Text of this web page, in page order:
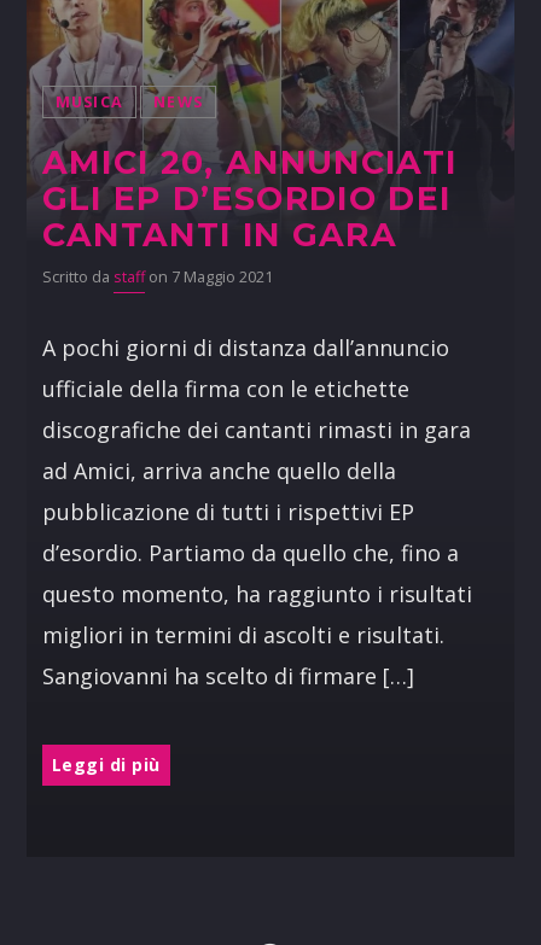
MUSICA NEWS
AMICI 20, ANNUNCIATI
GLI EP D’ESORDIO DEI
CANTANTI IN GARA
Scritto da staffon 7 Maggio 2021
A pochi giorni di distanza dall’annuncio
ufficiale della firma con le etichette
discografiche dei cantanti rimasti in gara
ad Amici, arriva anche quello della
pubblicazione di tutti i rispettivi EP
d’esordio. Partiamo da quello che, fino a
questo momento, ha raggiunto i risultati
migliori in termini di ascolti e risultati.
Sangiovanni ha scelto di firmare […]
Leggi di più